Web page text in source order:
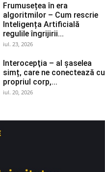
Frumusețea în era
algoritmilor – Cum rescrie
Inteligența Artificială
regulile îngrijirii...
iul. 23, 2026
Interocepţia – al șaselea
simț, care ne conectează cu
propriul corp,...
iul. 20, 2026